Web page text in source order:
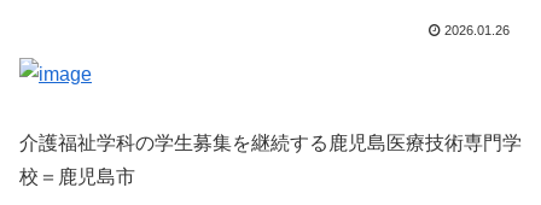
2026.01.26
介護福祉学科の学生募集を継続する鹿児島医療技術専門学
校＝鹿児島市